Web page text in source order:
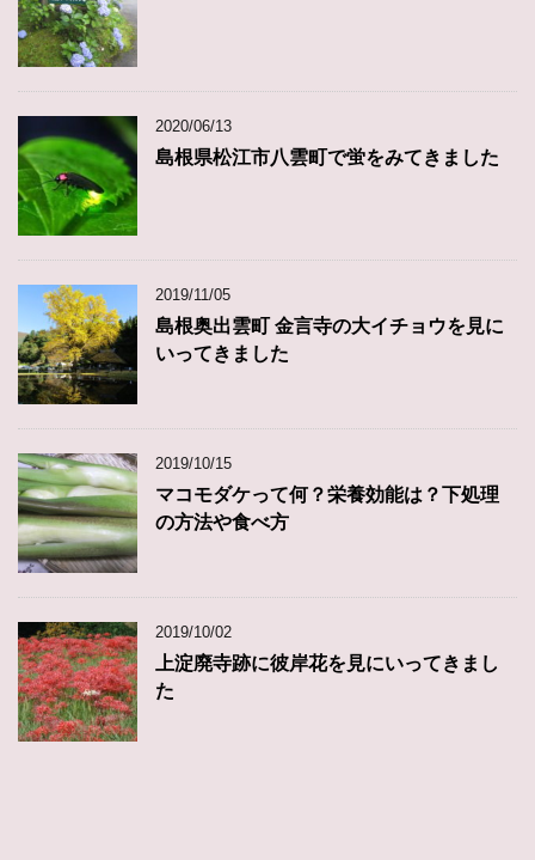
2020/06/13
島根県松江市八雲町で蛍をみてきました
2019/11/05
島根奥出雲町 金言寺の大イチョウを見に
いってきました
2019/10/15
マコモダケって何？栄養効能は？下処理
の方法や食べ方
2019/10/02
上淀廃寺跡に彼岸花を見にいってきまし
た